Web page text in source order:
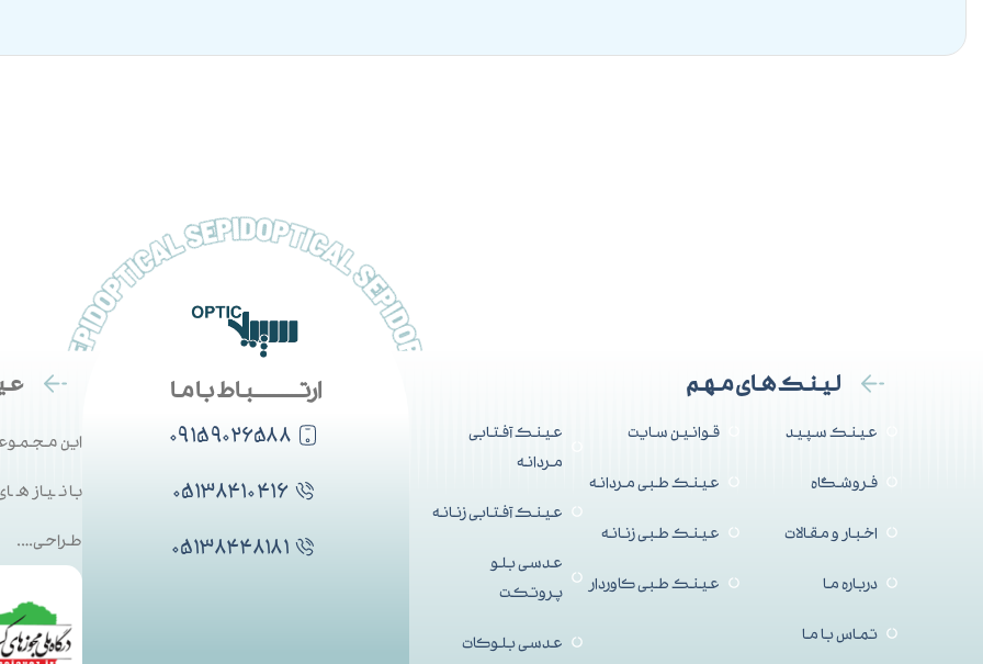
لینک های مهم
عینک سپید
فروشگاه
اخبار و مقالات
درباره ما
تماس با ما
قوانین سایت
عینک طبی مردانه
عینک طبی زنانه
عینک طبی کاوردار
عینک آفتابی
مردانه
عینک آفتابی زنانه
عدسی بلو
پروتکت
عدسی بلوکات
ارتــــــــــباط با ما
۰۹۱۵۹۰۲۶۵۸۸
۰۵۱۳۸۴۱۰۴۱۶
۰۵۱۳۸۴۴۸۱۸۱
این
با نیاز
طراحی….